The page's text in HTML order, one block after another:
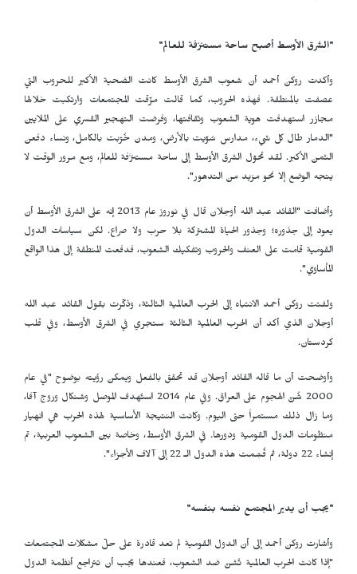
"الشرق الأوسط أصبح ساحة مستنزفة للعالم"
وأكدت روكن أحمد أن شعوب الشرق الأوسط كانت الضحية الأكبر للحروب التي
عصفت بالمنطقة. فهذه الحروب، كما قالت مزّقت المجتمعات وارتكبت خلالها
مجازر استهدفت هوية الشعوب وثقافتها، وفرضت التهجير القسري على الملايين
"الدمار طال كل شيء، مدارس سُوّيت بالأرض، ومدن خُرّبت بالكامل، ونساء دفعن
الثمن الأكبر. لقد تحوّل الشرق الأوسط إلى ساحة مستنزَفة للعالم، ومع مرور الوقت لا
يتجه الوضع إلا نحو مزيد من التدهور".
وأضافت "القائد عبد الله أوجلان قال في نوروز عام 2013 إنه على الشرق الأوسط أن
يعود إلى جذوره؛ وجذور الحياة المشتركة بلا حرب ولا صراع. لكن سياسات الدول
القومية قامت على العنف والحروب وتفكيك الشعوب، فدفعت المنطقة إلى هذا الواقع
المأساوي".
ولفتت روكن أحمد الانتباه إلى الحرب العالمية الثالثة، وذكّرت بقول القائد عبد الله
أوجلان الذي أكد أن الحرب العالمية الثالثة ستجري في الشرق الأوسط، وفي قلب
كردستان.
وأوضحت أن ما قاله القائد أوجلان قد تحقق بالفعل ويمكن رؤيته بوضوح "في عام
2000 شُنّ الهجوم على العراق. وفي عام 2014 استُهدف الموصل وشنكال وروج آفا،
وما زال ذلك مستمراً حتى اليوم. وكانت النتيجة الأساسية لهذه الحرب هي انهيار
منظومات الدول القومية ودورها. في الشرق الأوسط، وخاصة بين الشعوب العربية، تم
إنشاء 22 دولة، ثم قُسِّمت هذه الدول الـ 22 إلى آلاف الأجزاء".
"يجب أن يدير المجتمع نفسه بنفسه"
وأشارت روكن أحمد إلى أن الدول القومية لم تعد قادرة على حلّ مشكلات المجتمعات
"إذا كانت الحرب العالمية تُشنّ ضد الشعوب، فعندها يجب أن تتراجع أنظمة الدول